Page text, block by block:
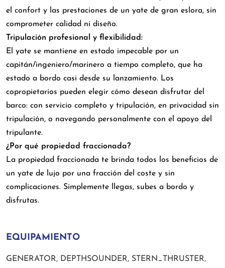
el confort y las prestaciones de un yate de gran eslora, sin
comprometer calidad ni diseño.
Tripulación profesional y flexibilidad:
El yate se mantiene en estado impecable por un
capitán/ingeniero/marinero a tiempo completo, que ha
estado a bordo casi desde su lanzamiento. Los
copropietarios pueden elegir cómo desean disfrutar del
barco: con servicio completo y tripulación, en privacidad sin
tripulación, o navegando personalmente con el apoyo del
tripulante.
¿Por qué propiedad fraccionada?
La propiedad fraccionada te brinda todos los beneficios de
un yate de lujo por una fracción del coste y sin
complicaciones. Simplemente llegas, subes a bordo y
disfrutas.
EQUIPAMIENTO
GENERATOR, DEPTHSOUNDER, STERN_THRUSTER,